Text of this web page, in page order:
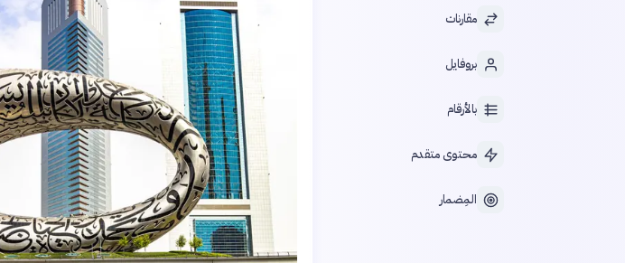
مقارنات
بروفايل
بالأرقام
محتوى متقدم
المِضمار